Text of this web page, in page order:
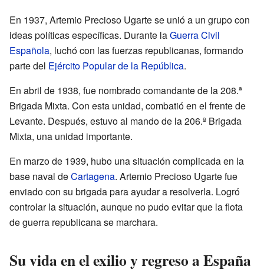
En 1937, Artemio Precioso Ugarte se unió a un grupo con
ideas políticas específicas. Durante laGuerra Civil
Española, luchó con las fuerzas republicanas, formando
parte del Ejército Popular de la República.
En abril de 1938, fue nombrado comandante de la 208.ª
Brigada Mixta. Con esta unidad, combatió en el frente de
Levante. Después, estuvo al mando de la 206.ª Brigada
Mixta, una unidad importante.
En marzo de 1939, hubo una situación complicada en la
base naval deCartagena. Artemio Precioso Ugarte fue
enviado con su brigada para ayudar a resolverla. Logró
controlar la situación, aunque no pudo evitar que la flota
de guerra republicana se marchara.
Su vida en el exilio y regreso a España